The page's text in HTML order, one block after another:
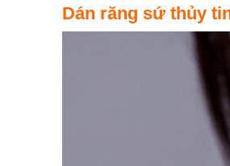
Dán răng sứ thủy